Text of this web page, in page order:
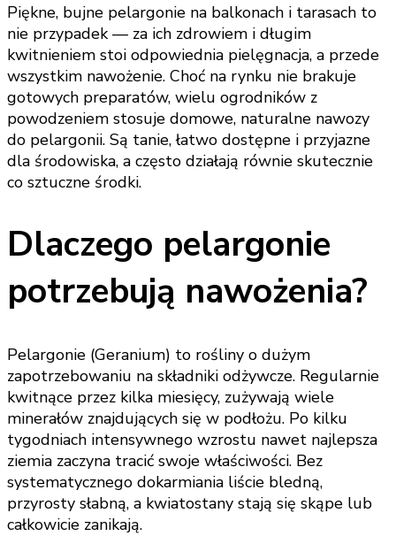
Piękne, bujne pelargonie na balkonach i tarasach to
nie przypadek — za ich zdrowiem i długim
kwitnieniem stoi odpowiednia pielęgnacja, a przede
wszystkim nawożenie. Choć na rynku nie brakuje
gotowych preparatów, wielu ogrodników z
powodzeniem stosuje domowe, naturalne nawozy
do pelargonii. Są tanie, łatwo dostępne i przyjazne
dla środowiska, a często działają równie skutecznie
co sztuczne środki.
Dlaczego pelargonie
potrzebują nawożenia?
Pelargonie (Geranium) to rośliny o dużym
zapotrzebowaniu na składniki odżywcze. Regularnie
kwitnące przez kilka miesięcy, zużywają wiele
minerałów znajdujących się w podłożu. Po kilku
tygodniach intensywnego wzrostu nawet najlepsza
ziemia zaczyna tracić swoje właściwości. Bez
systematycznego dokarmiania liście bledną,
przyrosty słabną, a kwiatostany stają się skąpe lub
całkowicie zanikają.